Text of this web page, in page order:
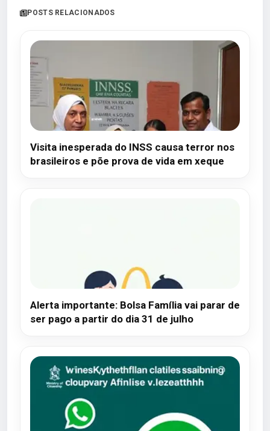
POSTS RELACIONADOS
Visita inesperada do INSS causa terror nos
brasileiros e põe prova de vida em xeque
Alerta importante: Bolsa Família vai parar de
ser pago a partir do dia 31 de julho